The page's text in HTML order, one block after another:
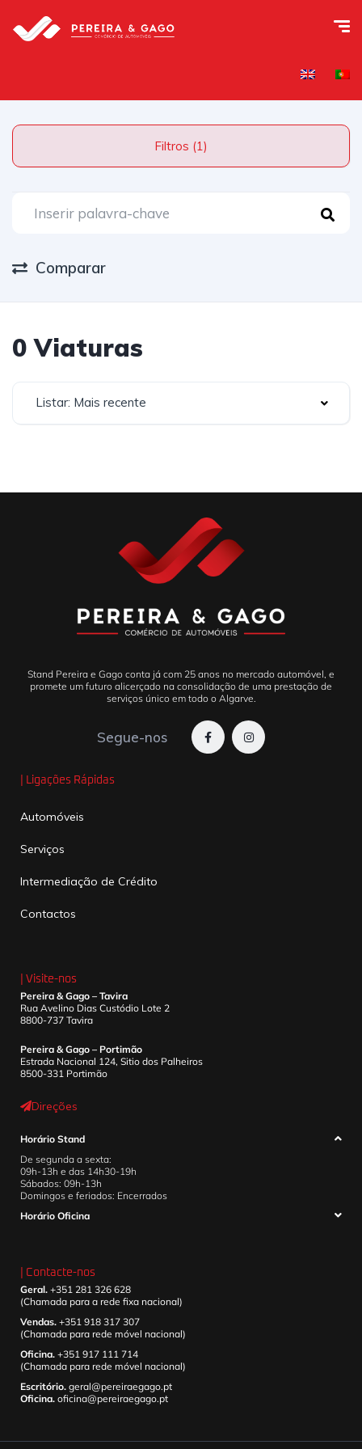
Filtros (1)
Comparar
0 Viaturas
Listar: Mais recente
Stand Pereira e Gago conta já com 25 anos no mercado automóvel, e
promete um futuro alicerçado na consolidação de uma prestação de
serviços único em todo o Algarve.
Segue-nos
| Ligações Rápidas
Automóveis
Serviços
Intermediação de Crédito
Contactos
| Visite-nos
Pereira & Gago – Tavira
Rua Avelino Dias Custódio Lote 2
8800-737 Tavira
Pereira & Gago – Portimão
Estrada Nacional 124, Sitio dos Palheiros
8500-331 Portimão
Direções
Horário Stand
De segunda a sexta:
09h-13h e das 14h30-19h
Sábados: 09h-13h
Domingos e feriados: Encerrados
Horário Oficina
| Contacte-nos
Geral. +351 281 326 628
(Chamada para a rede fixa nacional)
Vendas. +351 918 317 307
(Chamada para rede móvel nacional)
Oficina. +351 917 111 714
(Chamada para rede móvel nacional)
Escritório. geral@pereiraegago.pt
Oficina. oficina@pereiraegago.pt